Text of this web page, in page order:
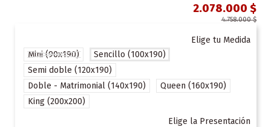
2.078.000 $
4.758.000 $
Elige tu Medida
Mini (90x190)
Sencillo (100x190)
Semi doble (120x190)
Doble - Matrimonial (140x190)
Queen (160x190)
King (200x200)
Elige la Presentación